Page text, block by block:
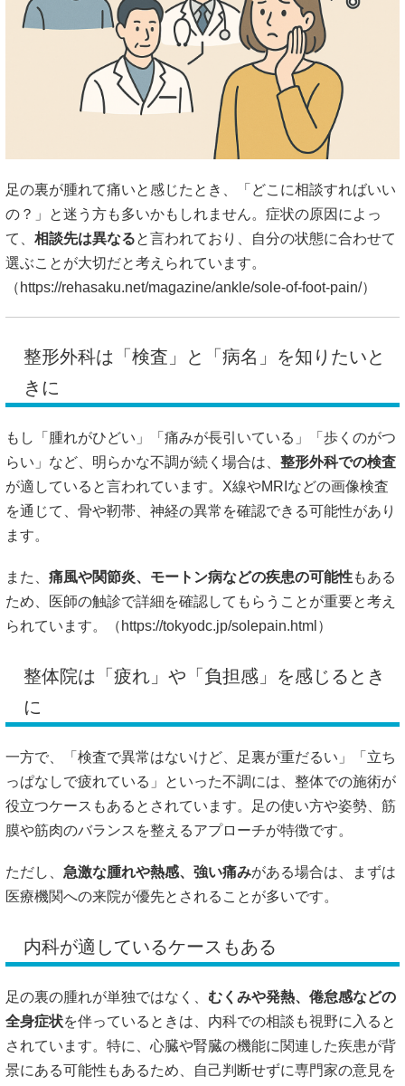
足の裏が腫れて痛いと感じたとき、「どこに相談すればいい
の？」と迷う方も多いかもしれません。症状の原因によっ
て、 相談先は異なると言われており、自分の状態に合わせて
選ぶことが大切だと考えられています。
（ https://rehasaku.net/magazine/ankle/sole-of-foot-pain/）
整形外科は「検査」と「病名」を知りたいと
きに
もし「腫れがひどい」「痛みが長引いている」「歩くのがつ
らい」など、明らかな不調が続く場合は、 整形外科での検査
が適していると言われています。X線やMRIなどの画像検査
を通じて、骨や靭帯、神経の異常を確認できる可能性があり
ます。
また、 痛風や関節炎、モートン病などの疾患の可能性もある
ため、医師の触診で詳細を確認してもらうことが重要と考え
られています。（ https://tokyodc.jp/solepain.html）
整体院は「疲れ」や「負担感」を感じるとき
に
一方で、「検査で異常はないけど、足裏が重だるい」「立ち
っぱなしで疲れている」といった不調には、整体での施術が
役立つケースもあるとされています。足の使い方や姿勢、筋
膜や筋肉のバランスを整えるアプローチが特徴です。
ただし、 急激な腫れや熱感、強い痛みがある場合は、まずは
医療機関への来院が優先とされることが多いです。
内科が適しているケースもある
足の裏の腫れが単独ではなく、 むくみや発熱、倦怠感などの
全身症状を伴っているときは、内科での相談も視野に入ると
されています。特に、心臓や腎臓の機能に関連した疾患が背
景にある可能性もあるため、自己判断せずに専門家の意見を